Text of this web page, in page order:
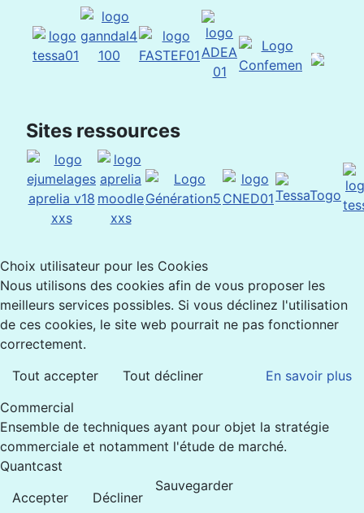
Sites ressources
Choix utilisateur pour les Cookies
Nous utilisons des cookies afin de vous proposer les
meilleurs services possibles. Si vous déclinez l'utilisation
de ces cookies, le site web pourrait ne pas fonctionner
correctement.
Tout accepter
Tout décliner
En savoir plus
Commercial
Ensemble de techniques ayant pour objet la stratégie
commerciale et notamment l'étude de marché.
Quantcast
Accepter
Décliner
Sauvegarder